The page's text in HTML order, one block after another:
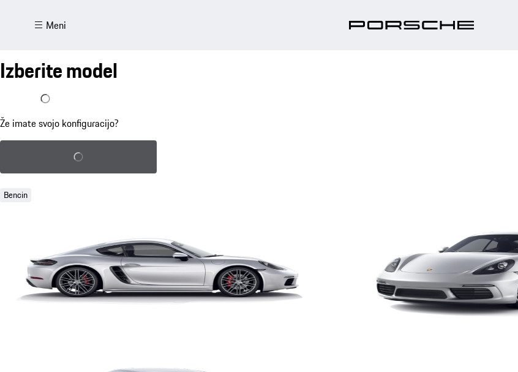
Meni
Izberite model
Že imam konfiguracijo
Že imate svojo konfiguracijo?
Naloži shranjeno konfiguracijo
Bencin